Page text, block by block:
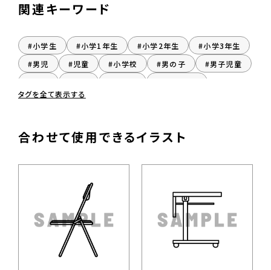
関連キーワード
#小学生 #小学1年生 #小学2年生
#小学3年生
#男児
#児童 #小学校 #男の子
#男子児童
#だんし
#男子
タグを全て表示する
合わせて使用できるイラスト